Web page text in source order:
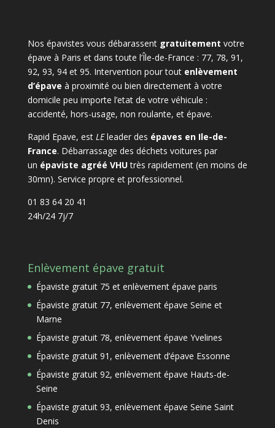
Nos épavistes vous débarassent gratuitement votre
épave à Paris et dans toute l’Île-de-France : 77, 78, 91,
92, 93, 94 et 95. Intervention pour tout enlèvement
d’épave à proximité ou bien directement à votre
domicile peu importe l’etat de votre véhicule :
accidenté, hors-usage, non roulante, et épave.
Rapid Epave, est LEleader des épaves en Ile-de-
France. Débarrassage des déchets voitures par
un épaviste agréé VHUtrès rapidement (en moins de
30mn). Service propre et professionnel.
01 83 64 20 41
24h/24 7j/7
Enlèvement épave gratuit
Épaviste gratuit 75 et enlèvement épave paris
Épaviste gratuit 77, enlèvement épave Seine et
Marne
Épaviste gratuit 78, enlèvement épave Yvelines
Épaviste gratuit 91, enlèvement d’épave Essonne
Épaviste gratuit 92, enlèvement épave Hauts-de-
Seine
Épaviste gratuit 93, enlèvement épave Seine Saint
Denis